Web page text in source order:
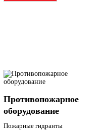
Противопожарное
оборудование
Пожарные гидранты